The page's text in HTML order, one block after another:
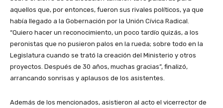
aquellos que, por entonces, fueron sus rivales políticos, ya que
había llegado a la Gobernación por la Unión Cívica Radical.
“Quiero hacer un reconocimiento, un poco tardío quizás, a los
peronistas que no pusieron palos en la rueda; sobre todo en la
Legislatura cuando se trató la creación del Ministerio y otros
proyectos. Después de 30 años, muchas gracias”, finalizó,
arrancando sonrisas y aplausos de los asistentes.
Además de los mencionados, asistieron al acto el vicerrector de